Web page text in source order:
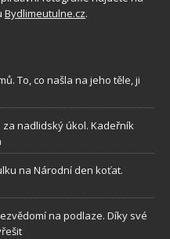
Bydlimeutulne.cz.
To, co našla na jeho těle, ji
nadlidský úkol. Kadeřník
na Národní den koťat.
na podlaze. Díky své